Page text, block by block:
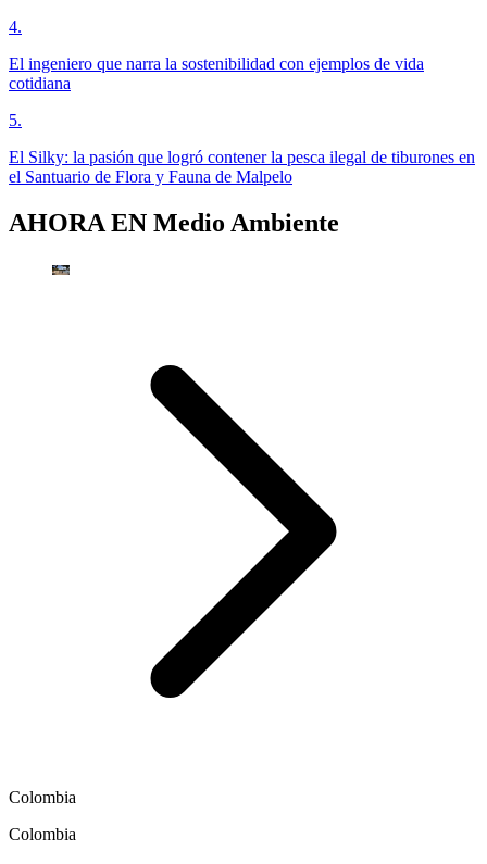
4.
El ingeniero que narra la sostenibilidad con ejemplos de vida
cotidiana
5.
El Silky: la pasión que logró contener la pesca ilegal de tiburones en
el Santuario de Flora y Fauna de Malpelo
AHORA EN Medio Ambiente
Colombia
Colombia